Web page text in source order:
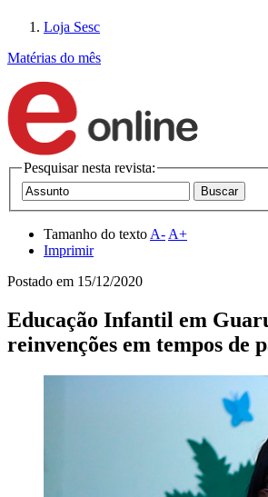
Loja Sesc
Matérias do mês
Pesquisar nesta revista:
Tamanho do texto A- A+
Imprimir
Postado em 15/12/2020
Educação Infantil em
reinvenções em tempos de